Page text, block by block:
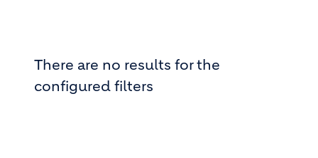
There are no results for the
configured filters